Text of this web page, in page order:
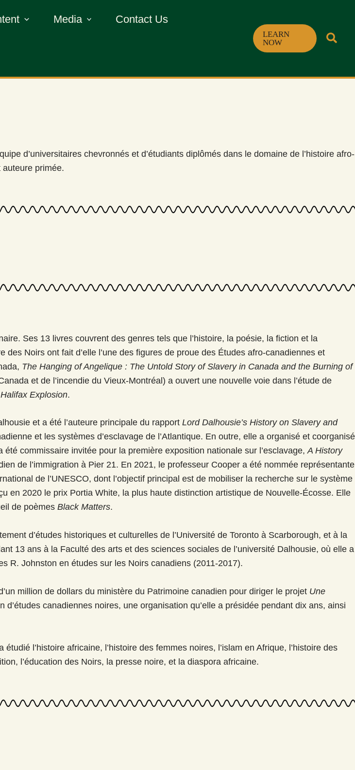
Media Contact Us
LEARN
NOW
d’universitaires chevronnés et d’étudiants diplômés dans le domaine de l’histoire afro-
primée.
Ses 13 livres couvrent des genres tels que l’histoire, la poésie, la fiction et la
Noirs ont fait d’elle l’une des figures de proue des Études afro-canadiennes et
The Hanging of Angelique : The Untold Story of Slavery in Canada and the Burning of
et de l’incendie du Vieux-Montréal) a ouvert une nouvelle voie dans l’étude de
Explosion.
et a été l’auteure principale du rapport Lord Dalhousie’s History on Slavery and
et les systèmes d’esclavage de l’Atlantique. En outre, elle a organisé et coorganisé
commissaire invitée pour la première exposition nationale sur l’esclavage,A History
de l’immigration à Pier 21. En 2021, le professeur Cooper a été nommée représentante
de l’UNESCO, dont l’objectif principal est de mobiliser la recherche sur le système
en 2020 le prix Portia White, la plus haute distinction artistique de Nouvelle-Écosse. Elle
de poèmes Black Matters.
d’études historiques et culturelles de l’Université de Toronto à Scarborough, et à la
13 ans à la Faculté des arts et des sciences sociales de l’université Dalhousie, où elle a
R. Johnston en études sur les Noirs canadiens (2011-2017).
million de dollars du ministère du Patrimoine canadien pour diriger le projet Une
d’études canadiennes noires, une organisation qu’elle a présidée pendant dix ans, ainsi
l’histoire africaine, l’histoire des femmes noires, l’islam en Afrique, l’histoire des
l’éducation des Noirs, la presse noire, et la diaspora africaine.